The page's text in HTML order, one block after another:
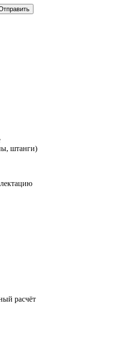
штанги)
расчёт